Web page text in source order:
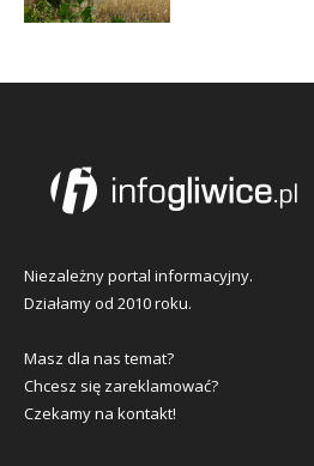
Niezależny portal informacyjny.
Działamy od 2010 roku.
Masz dla nas temat?
Chcesz się zareklamować?
Czekamy na kontakt!